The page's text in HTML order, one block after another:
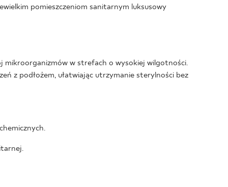
pomieszczeniom sanitarnym luksusowy
mikroorganizmów w strefach o wysokiej wilgotności.
z podłożem, ułatwiając utrzymanie sterylności bez